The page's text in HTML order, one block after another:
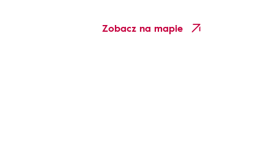
Zobacz na mapie